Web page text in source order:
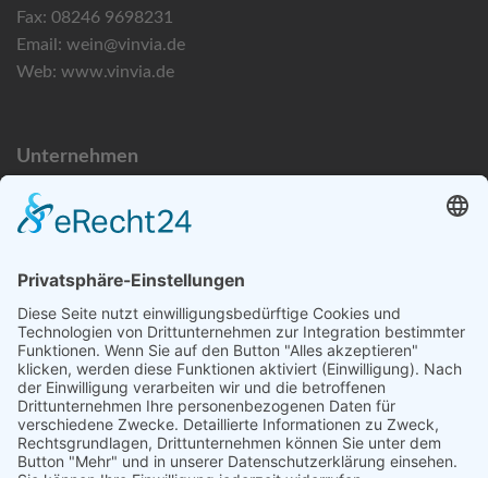
Fax: 08246 9698231
Email: wein@vinvia.de
Web: www.vinvia.de
Unternehmen
Datenschutzerklärung
Impressum
Newsletteranmeldung